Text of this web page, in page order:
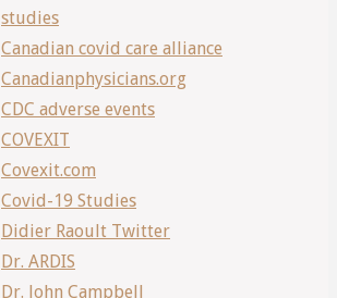
studies
Canadian covid care alliance
Canadianphysicians.org
CDC adverse events
COVEXIT
Covexit.com
Covid-19 Studies
Didier Raoult Twitter
Dr. ARDIS
Dr. John Campbell